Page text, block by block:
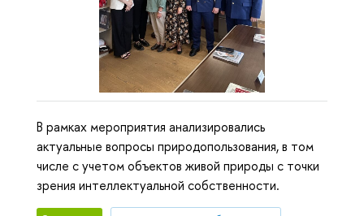
В рамках мероприятия анализировались
актуальные вопросы природопользования, в том
числе с учетом объектов живой природы с точки
зрения интеллектуальной собственности.